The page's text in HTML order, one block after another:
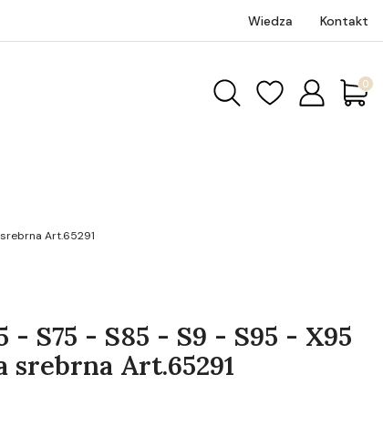
Wiedza Kontakt
Art.65291
- S75 - S85 - S9 - S95 - X95
srebrna Art.65291